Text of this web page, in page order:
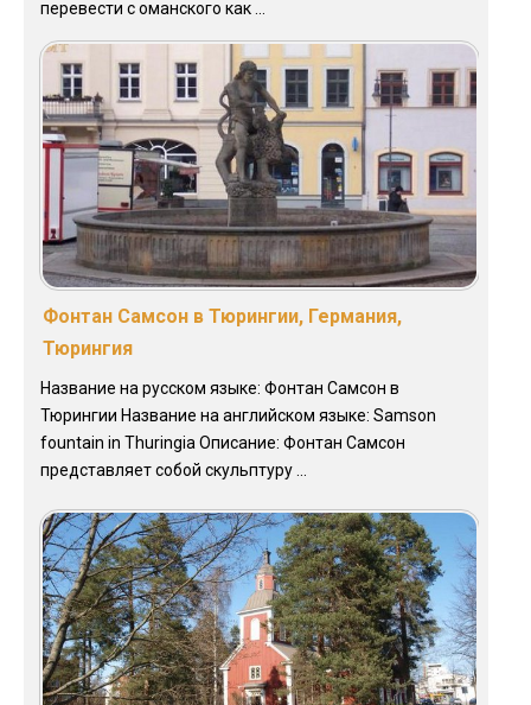
перевести с оманского как ...
Фонтан Самсон в Тюрингии, Германия,
Тюрингия
Название на русском языке: Фонтан Самсон в
Тюрингии Название на английском языке: Samson
fountain in Thuringia Описание: Фонтан Самсон
представляет собой скульптуру ...